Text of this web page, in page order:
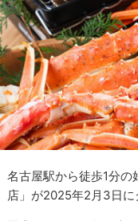
名古屋駅から徒歩1分
店」が2025年2月3日に